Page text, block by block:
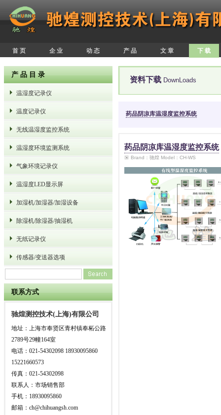
首 页 企 业 动 态 产 品 文 章 下 载
产 品 目 录
温湿度记录仪
温度记录仪
无线温湿度监控系统
温湿度环境监测系统
气象环境记录仪
温湿度LED显示屏
加湿机/加湿器/加湿设备
除湿机/除湿器/抽湿机
无纸记录仪
传感器/变送器选项
联系方式
驰煌测控技术(上海)有限公司
地址：上海市奉贤区青村镇奉柘公路
2789号29幢164室
电话：021-54302098 18930095860
15221660573
传真：021-54302098
联系人：市场销售部
手机：18930095860
邮箱：ch@chihuangsh.com
资料下载 DownLoads
药品阴凉库温湿度监控系统
药品阴凉库温湿度监控系统
Brand：驰煌 Model：CH-WS